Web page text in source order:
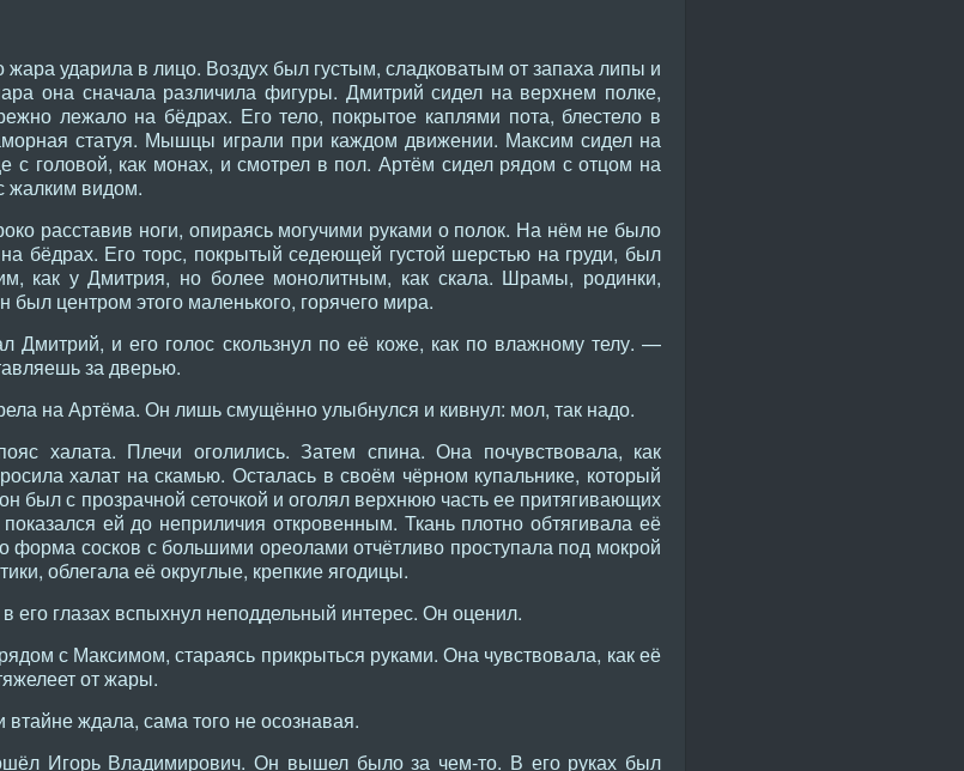
ударила в лицо. Воздух был густым, сладковатым от запаха липы и
она сначала различила фигуры. Дмитрий сидел на верхнем полке,
лежало на бёдрах. Его тело, покрытое каплями пота, блестело в
статуя. Мышцы играли при каждом движении. Максим сидел на
с головой, как монах, и смотрел в пол. Артём сидел рядом с отцом на
жалким видом.
расставив ноги, опираясь могучими руками о полок. На нём не было
бёдрах. Его торс, покрытый седеющей густой шерстью на груди, был
как у Дмитрия, но более монолитным, как скала. Шрамы, родинки,
центром этого маленького, горячего мира.
Дмитрий, и его голос скользнул по её коже, как по влажному телу. —
за дверью.
на Артёма. Он лишь смущённо улыбнулся и кивнул: мол, так надо.
халата. Плечи оголились. Затем спина. Она почувствовала, как
халат на скамью. Осталась в своём чёрном купальнике, который
был с прозрачной сеточкой и оголял верхнюю часть ее притягивающих
ей до неприличия откровенным. Ткань плотно обтягивала её
сосков с большими ореолами отчётливо проступала под мокрой
облегала её округлые, крепкие ягодицы.
глазах вспыхнул неподдельный интерес. Он оценил.
с Максимом, стараясь прикрыться руками. Она чувствовала, как её
от жары.
ждала, сама того не осознавая.
Игорь Владимирович. Он вышел было за чем-то. В его руках был